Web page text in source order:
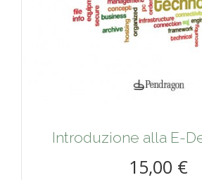
Introduzione alla E-
15,00 €